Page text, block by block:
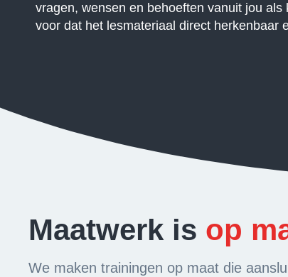
vragen, wensen en behoeften vanuit jou als
voor dat het lesmateriaal direct herkenbaar
Maatwerk is op
We maken trainingen op maat die